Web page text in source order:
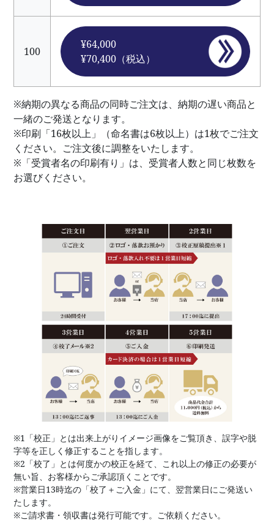
100
¥64,000
¥70,400（税込）
※納期の異なる商品の同時ご注文は、納期の遅い商品と
一緒のご発送となります。
※印刷「16枚以上」（命名書は6枚以上）は1枚でご注文
ください。ご注文後に調整をいたします。
※「受賞者名の印刷有り」は、受賞者人数と同じ枚数を
お選びください。
※1「校正」とは出来上がりイメージ画像をご覧頂き、誤字や脱
字等を正しく修正することを指します。
※2「校了」とは何度かの校正を経て、これ以上の修正の必要が
無い旨、お客様からご承認頂くことです。
※営業日13時迄の「校了＋ご入金」にて、翌営業日にご発送い
たします。
※ご請求書・領収書は発行可能です。ご依頼ください。